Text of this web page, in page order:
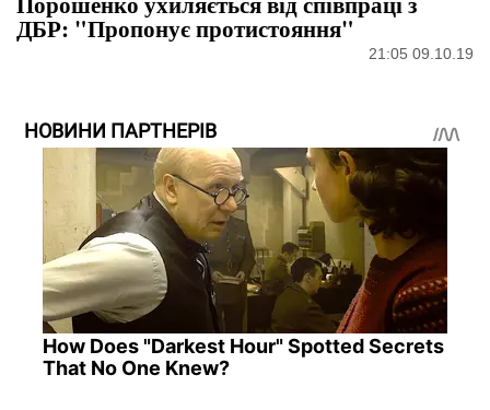
ДБР: "Пропонує протистояння"
21:05 09.10.19
НОВИНИ ПАРТНЕРІВ
How Does "Darkest Hour" Spotted Secrets
That No One Knew?